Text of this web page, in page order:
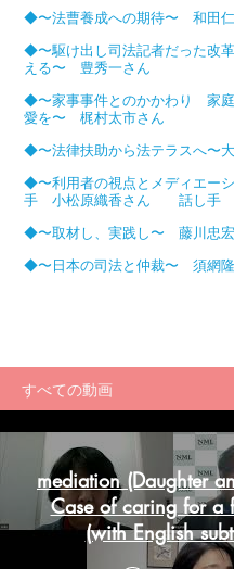
◆〜法曹養成への期待〜 和田
◆〜駆け出し司法記者だった改
える〜 豊秀一さん
◆〜家事事件とのかかわり 家庭
愛を〜 梶村太市さん
◆〜法律扶助から法テラスへ〜
◆〜利用者の視点とメディエー
手 小松原織香さん 話し手
◆〜取材し、実践し〜 藤川忠
◆〜日本の司法と仲裁〜 須網
すべての動画
mediation (Daughter
Case of caring for
(with English